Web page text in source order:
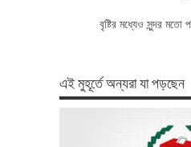
বৃষ্টির মধ্যেও সুন্দর মতো
এই মুহূর্তে অন্যরা যা পড়ছেন